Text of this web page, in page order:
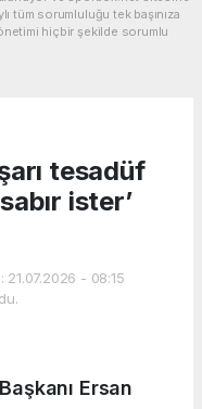
tüm sorumluluğu tek başınıza
hiçbir şekilde sorumlu
tesadüf
ister’
- 08:15
Ersan